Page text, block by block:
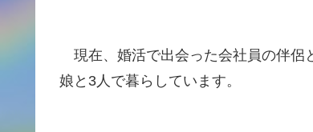
現在、婚活で出会った会社員の伴侶
娘と3人で暮らしています。